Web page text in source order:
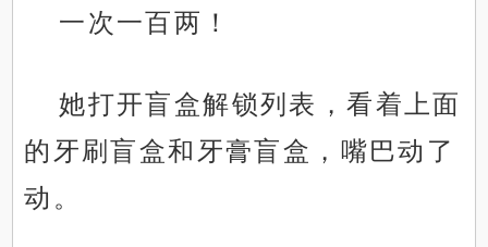
一次一百两！
她打开盲盒解锁列表，看着上面
的牙刷盲盒和牙膏盲盒，嘴巴动了
动。